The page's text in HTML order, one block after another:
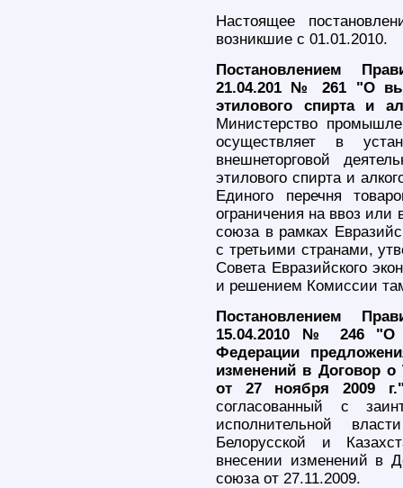
Настоящее
возникшие с 01.01.2010.
Постановлением
21.04.201 № 261 "О
этилового спирта и
Министерство
осуществляет в
внешнеторговой
этилового спирта и
Единого перечня
ограничения на ввоз или
союза в рамках
с третьими странами,
Совета Евразийского
и решением Комиссии
Постановлением
15.04.2010 № 246 "О
Федерации
изменений в Договор
от 27 ноября 2009
согласованный с
исполнительной
Белорусской и
внесении изменений в
союза от 27.11.2009.